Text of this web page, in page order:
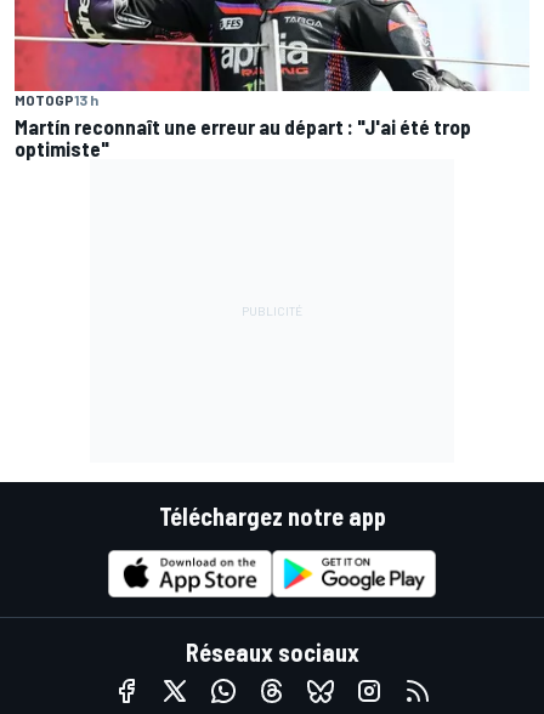
MOTOGP13 h
Martín reconnaît une erreur au départ : "J'ai été trop
optimiste"
Téléchargez notre app
Réseaux sociaux